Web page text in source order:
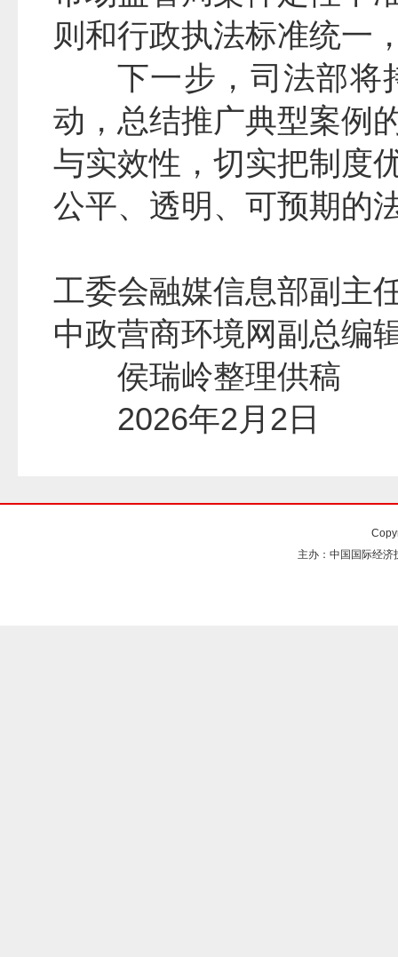
则和行政执法标准统一
下一步，司法部将
动，总结推广典型案例
与实效性，切实把制度
公平、透明、可预期的
工委会融媒信息部副主
中政营商环境网副总编
侯瑞岭整理供
2026年2月2日
主办：中国国际经